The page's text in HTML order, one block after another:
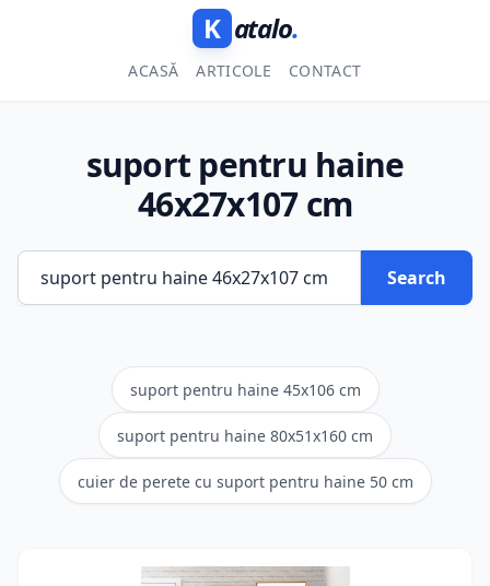
K atalo.
ACASĂ ARTICOLE CONTACT
suport pentru haine
46x27x107 cm
Search
suport pentru haine 45x106 cm
suport pentru haine 80x51x160 cm
cuier de perete cu suport pentru haine 50 cm